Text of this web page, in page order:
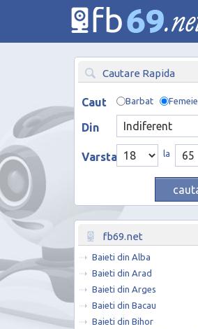
Cautare Rapida
Caut Barbat Femeie
Din
Varsta la
fb69.net
Baieti din Alba
Baieti din Arad
Baieti din Arges
Baieti din Bacau
Baieti din Bihor